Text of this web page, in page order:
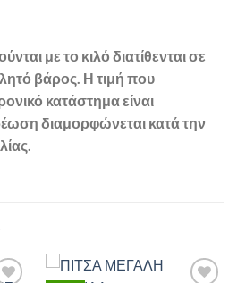
με το κιλό διατίθενται σε
βάρος. Η τιμή που
κατάστημα είναι
διαμορφώνεται κατά την